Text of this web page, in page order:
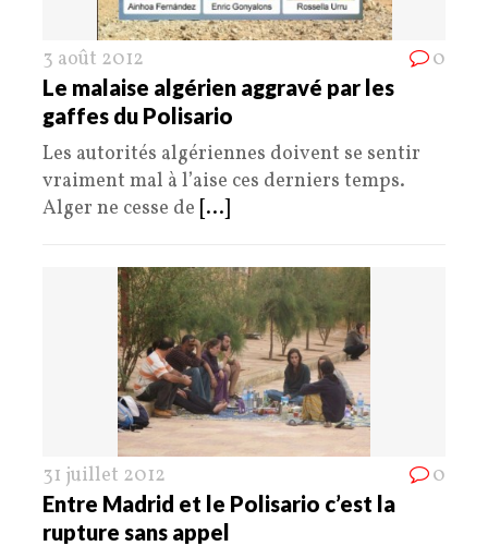
3 août 2012 0
Le malaise algérien aggravé par les
gaffes du Polisario
Les autorités algériennes doivent se sentir
vraiment mal à l’aise ces derniers temps.
Alger ne cesse de [...]
31 juillet 2012 0
Entre Madrid et le Polisario c’est la
rupture sans appel